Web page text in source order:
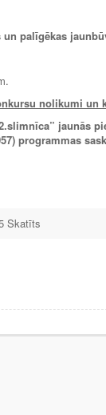
palīgēkas
nolikumi un
jaunās
programmas
Skatīts